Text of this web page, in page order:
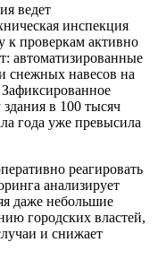
ведет
инспекция
к проверкам активно
автоматизированные
снежных навесов на
в 100 тысяч
года уже превысила
реагировать
анализирует
даже небольшие
городских властей,
и снижает